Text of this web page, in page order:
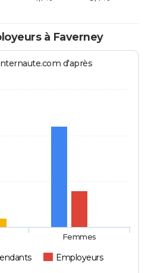
à Faverney
d'après
Employeurs
Femmes